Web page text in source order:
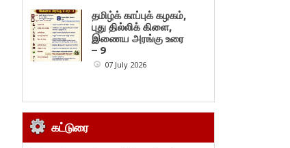
தமிழ்க் காப்புக் கழகம்,
புது தில்லிக் கிளை,
இணைய அரங்கு உரை
– 9
07 July 2026
கட்டுரை